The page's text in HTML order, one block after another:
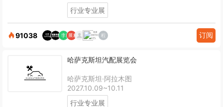
行业专业展
91038 订阅
哈萨克斯坦汽配展览会
哈萨克斯坦·阿拉木图
2027.10.09~10.11
行业专业展